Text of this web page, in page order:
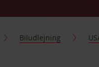
Biludlejning